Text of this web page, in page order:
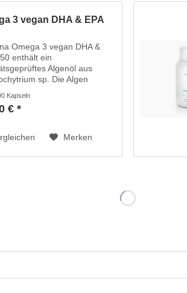
3 vegan DHA & EPA
Omega 3 vegan DHA &
enthält ein
Algenöl aus
sp. Die Algen
angebaut und anschließend
und stellen damit für
Kapseln
€ *
Merken